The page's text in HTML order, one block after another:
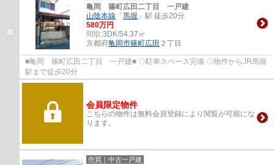
亀岡 篠町広田二丁目 一戸建
山陰本線 「馬堀 」駅 徒歩20分
580万円
間取:3DK/54.37㎡
京都府亀岡市篠町広田 ２丁目
■亀岡 篠町広田二丁目 一戸建■ ◇駐車スペース完備 ◇物件からJR馬堀
駅まで徒歩20分
会員限定物件
こちらの物件は無料会員登録により閲覧が可能にな
ります。
売買｜中古一戸建